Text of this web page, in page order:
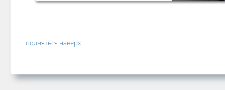
подняться наверх